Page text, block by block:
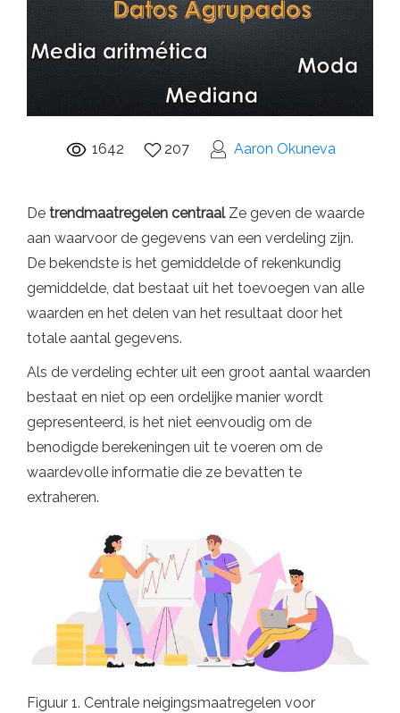
1642 207 Aaron Okuneva
De trendmaatregelen centraal Ze geven de waarde
aan waarvoor de gegevens van een verdeling zijn.
De bekendste is het gemiddelde of rekenkundig
gemiddelde, dat bestaat uit het toevoegen van alle
waarden en het delen van het resultaat door het
totale aantal gegevens.
Als de verdeling echter uit een groot aantal waarden
bestaat en niet op een ordelijke manier wordt
gepresenteerd, is het niet eenvoudig om de
benodigde berekeningen uit te voeren om de
waardevolle informatie die ze bevatten te
extraheren.
Figuur 1. Centrale neigingsmaatregelen voor